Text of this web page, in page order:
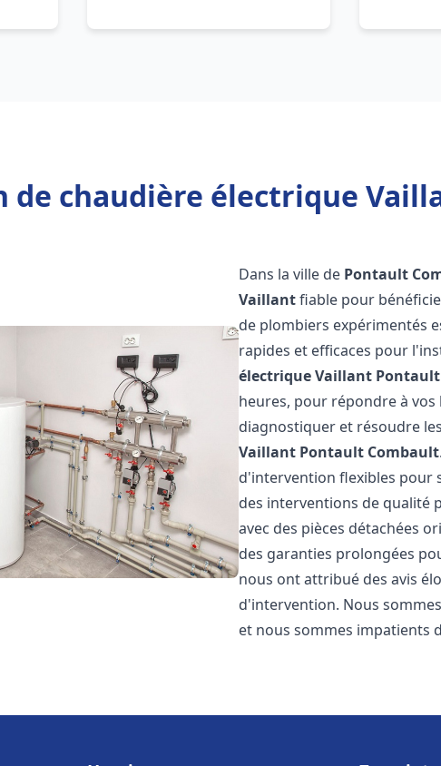
de chaudière électrique
Dans la ville de Pontault
Vaillantfiable pour
de plombiers expérimentés
rapides et efficaces pour
électrique Vaillant
heures, pour répondre à
diagnostiquer et résoudre
Vaillant Pontault Combault
d'intervention flexibles pour
des interventions de qualité
avec des pièces détachées
des garanties prolongées
nous ont attribué des avis
d'intervention. Nous
et nous sommes impatients